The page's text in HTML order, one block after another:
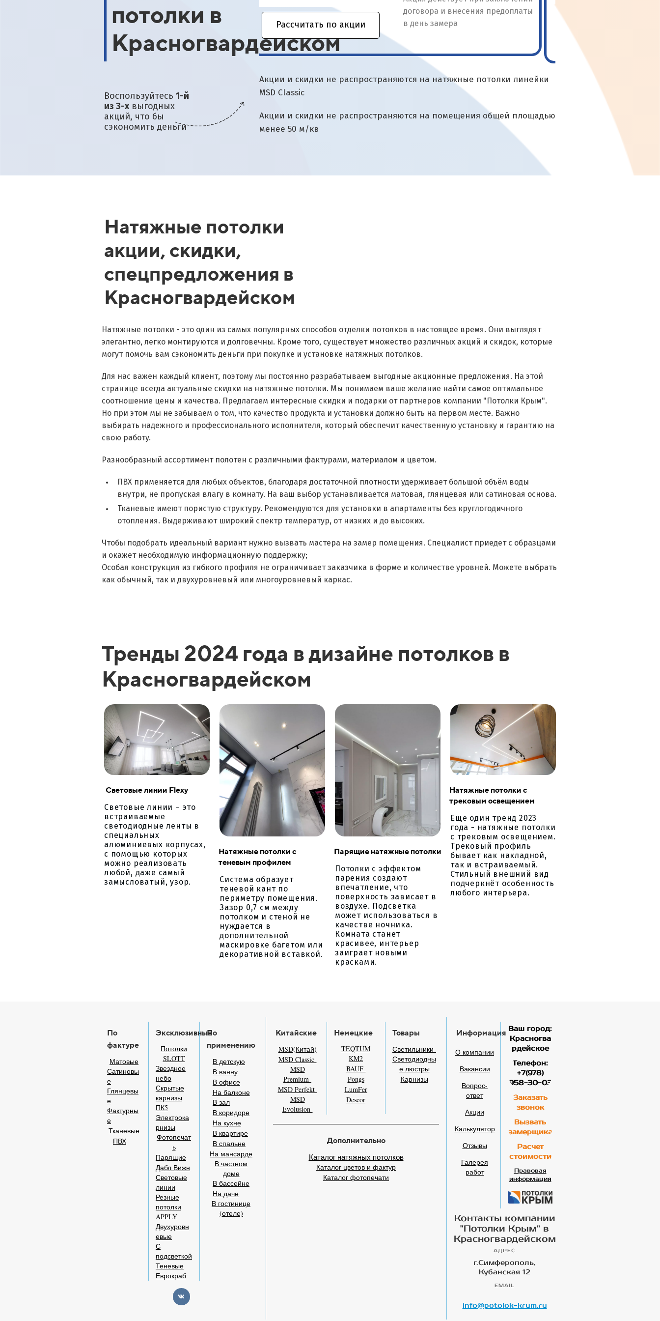
потолки в
Красногвардейском
Воспользуйтесь 1-й
из 3-хвыгодных
акций, что бы
сэкономить деньги
договора и внесения предоплаты
в день замера
Рассчитать по акции
Акции и скидки не распространяются на натяжные потолки линейки
MSD Classic
Акции и скидки не распространяются на помещения общей площадью
менее 50 м/кв
Натяжные потолки
акции, скидки,
спецпредложения в
Красногвардейском
Натяжные потолки - это один из самых популярных способов отделки потолков в настоящее время. Они выглядят
элегантно, легко монтируются и долговечны. Кроме того, существует множество различных акций и скидок, которые
могут помочь вам сэкономить деньги при покупке и установке натяжных потолков.
Для нас важен каждый клиент, поэтому мы постоянно разрабатываем выгодные акционные предложения. На этой
странице всегда актуальные скидки на натяжные потолки. Мы понимаем ваше желание найти самое оптимальное
соотношение цены и качества. Предлагаем интересные скидки и подарки от партнеров компании "Потолки Крым".
Но при этом мы не забываем о том, что качество продукта и установки должно быть на первом месте. Важно
выбирать надежного и профессионального исполнителя, который обеспечит качественную установку и гарантию на
свою работу.
Разнообразный ассортимент полотен с различными фактурами, материалом и цветом.
ПВХ применяется для любых объектов, благодаря достаточной плотности удерживает большой объём воды
внутри, не пропуская влагу в комнату. На ваш выбор устанавливается матовая, глянцевая или сатиновая основа.
Тканевые имеют пористую структуру. Рекомендуются для установки в апартаменты без круглогодичного
отопления. Выдерживают широкий спектр температур, от низких и до высоких.
Чтобы подобрать идеальный вариант нужно вызвать мастера на замер помещения. Специалист приедет с образцами
и окажет необходимую информационную поддержку;
Особая конструкция из гибкого профиля не ограничивает заказчика в форме и количестве уровней. Можете выбрать
как обычный, так и двухуровневый или многоуровневый каркас.
Тренды 2024 года в дизайне потолков в
Красногвардейском
Световые линии Flexy
Световые линии – это
встраиваемые
светодиодные ленты в
специальных
алюминиевых корпусах,
с помощью которых
можно реализовать
любой, даже самый
замысловатый, узор.
Натяжные потолки с
теневым профилем
Система образует
теневой кант по
периметру помещения.
Зазор 0,7 см между
потолком и стеной не
нуждается в
дополнительной
маскировке багетом или
декоративной вставкой.
Парящие натяжные потолки
Потолки с эффектом
парения создают
впечатление, что
поверхность зависает в
воздухе. Подсветка
может использоваться в
качестве ночника.
Комната станет
красивее, интерьер
заиграет новыми
красками.
Натяжные потолки с
трековым освещением
Еще один тренд 2023
года - натяжные потолки
с трековым освещением.
Трековый профиль
бывает как накладной,
так и встраиваемый.
Стильный внешний вид
подчеркнёт особенность
любого интерьера.
По
фактуре
Матовые
Сатиновы
е
Глянцевы
е
Фактурны
е
Тканевые
ПВХ
Эксклюзивные
Потолки
SLOTT
Звездное
небо
Скрытые
карнизы
ПК5
Электрока
рнизы
Фотопечат
ь
Парящие
Дабл Вижн
Световые
линии
Резные
потолки
APPLY
Двухуровн
евые
С
подсветкой
Теневые
Еврокраб
По
применению
В детскую
В ванну
В офисе
На балконе
В зал
В коридоре
На кухне
В квартире
В спальне
На мансарде
В частном
доме
В бассейне
На даче
В гостинице
(отеле)
Китайские
MSD(Китай)
MSD Classic
MSD
Premium
MSD Perfekt
MSD
Evolusion
Немецкие
TEQTUM
KM2
BAUF
Pongs
LumFer
Descor
Товары
Светильники
Светодиодны
е люстры
Карнизы
Дополнительно
Каталог натяжных потолков
Каталог цветов и фактур
Каталог фотопечати
Информация
О компании
Вакансии
Вопрос-
ответ
Акции
Калькулятор
Отзывы
Галерея
работ
Ваш город:
Красногва
рдейское
Телефон:
+7(978)
958-30-03
Заказать
звонок
Вызвать
замерщика
Расчет
стоимости
Правовая
информация
Контакты компании
"Потолки Крым" в
Красногвардейском
АДРЕС
г.Симферополь,
Кубанская 12
EMAIL
info@potolok-krum.ru